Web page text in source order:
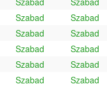
Szabad
Szabad
Szabad
Szabad
Szabad
Szabad
Szabad
Szabad
Szabad
Szabad